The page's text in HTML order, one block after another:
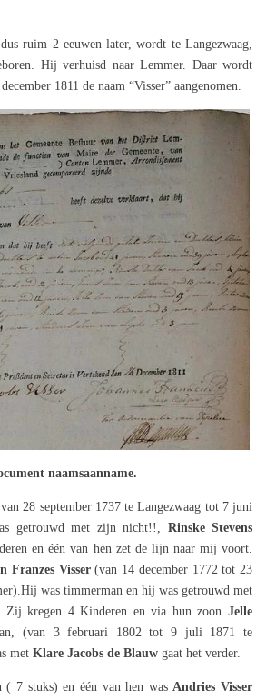
ruim 2 eeuwen later, wordt te Langezwaag,
Hij verhuisd naar Lemmer. Daar wordt
1811 de naam “Visser” aangenomen.
naamsaanname.
28 september 1737 te Langezwaag tot 7 juni
getrouwd met zijn nicht!!, Rinske Stevens
en één van hen zet de lijn naar mij voort.
Franzes Visser(van 14 december 1772 tot 23
was timmerman en hij was getrouwd met
Zij kregen 4 Kinderen en via hun zoonJelle
(van 3 februari 1802 tot 9 juli 1871 te
met Klare Jacobs de Blauw gaat het verder.
( 7 stuks) en één van hen wasAndries Visser